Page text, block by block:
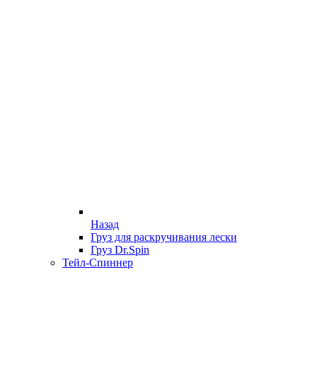
Назад
Груз для раскручивания лески
Груз Dr.Spin
Тейл-Спиннер